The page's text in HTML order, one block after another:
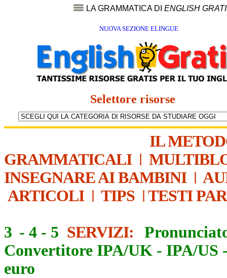
LA GRAMMATICA DI ENGLISH
NUOVA SEZIONE ELINGUE
Selettore risorse
IL
GRAMMATICALI|
INSEGNARE AI BAMBINI|
ARTICOLI| TIPS | TESTI
3 - 4 - 5 SERVIZI:
Convertitore IPA/UK - IPA/US
euro